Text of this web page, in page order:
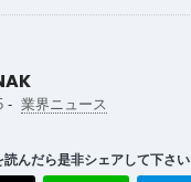
- 業界ニュース
読んだら是非シェアして下さい